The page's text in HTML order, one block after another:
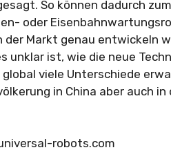
So können dadurch
oder
der Markt genau entwickeln
unklar ist, wie die neue
viele Unterschiede
in China aber auch
robots.com